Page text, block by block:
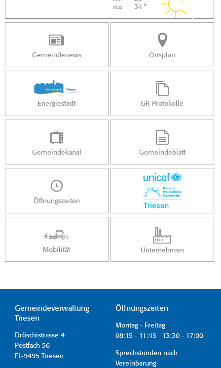
max 34 °
Gemeindenews Ortsplan
Energiestadt GR-Protokolle
Gemeindekanal Gemeindeblatt
Öffnungszeiten
Mobilität Unternehmen
Gemeindeverwaltung
Triesen
Dröschistrasse 4
Postfach 56
FL-9495 Triesen
Öffnungszeiten
Montag - Freitag
08:15 - 11:45 13:30 - 17:00
Sprechstunden nach
Vereinbarung